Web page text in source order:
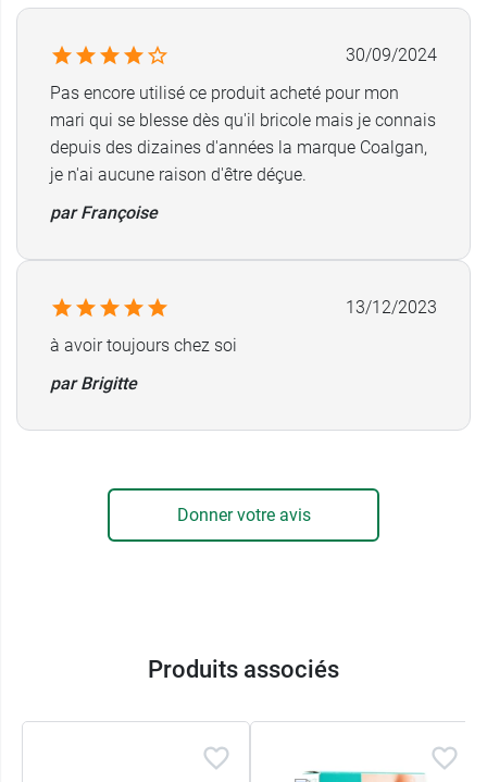
30/09/2024
Pas encore utilisé ce produit acheté pour mon
mari qui se blesse dès qu'il bricole mais je connais
depuis des dizaines d'années la marque Coalgan,
je n'ai aucune raison d'être déçue.
par Françoise
13/12/2023
à avoir toujours chez soi
par Brigitte
Donner votre avis
Produits associés